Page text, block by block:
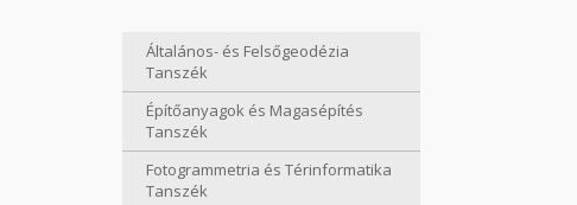
Általános- és Felsőgeodézia
Tanszék
Építőanyagok és Magasépítés
Tanszék
Fotogrammetria és Térinformatika
Tanszék